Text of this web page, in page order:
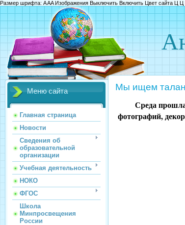
Размер шрифта: AAAИзображения Выключить Включить Цвет сайта Ц Ц
Меню сайта
Главная страница
Новости
Сведения об
образовательной
организации
Учебная деятельность
НОКО
ФГОС
Школа
Минпросвещения
России
Мы ищем
Среда
фотографий,